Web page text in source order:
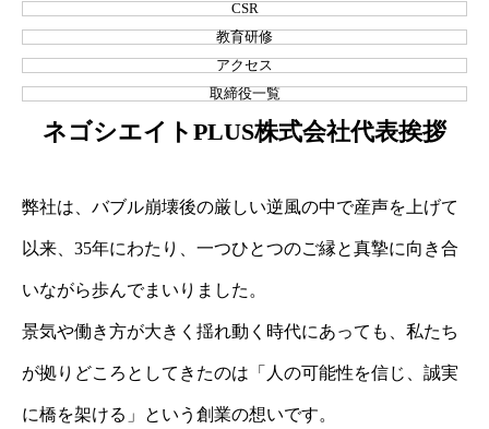
CSR
教育研修
アクセス
取締役一覧
ネゴシエイトPLUS株式会社代表挨拶
弊社は、バブル崩壊後の厳しい逆風の中で産声を上げて
以来、35年にわたり、一つひとつのご縁と真摯に向き合
いながら歩んでまいりました。
景気や働き方が大きく揺れ動く時代にあっても、私たち
が拠りどころとしてきたのは「人の可能性を信じ、誠実
に橋を架ける」という創業の想いです。